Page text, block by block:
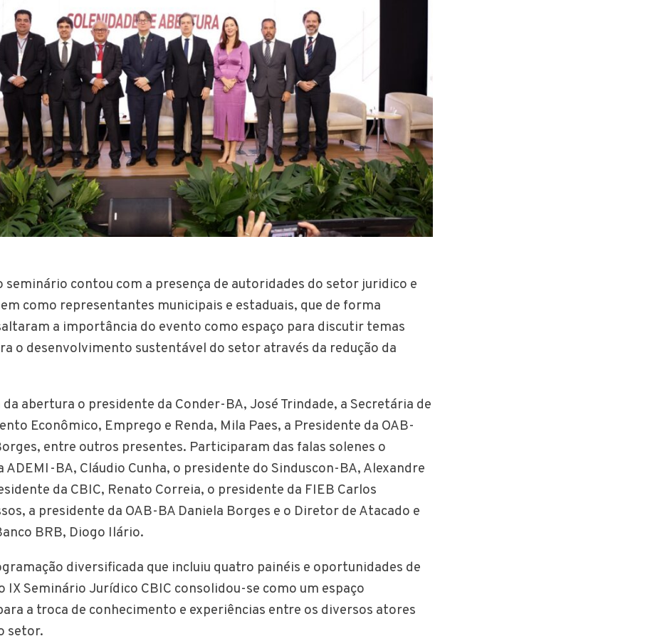
seminário contou com a presença de autoridades do setor juridico e
como representantes municipais e estaduais, que de forma
a importância do evento como espaço para discutir temas
o desenvolvimento sustentável do setor através da redução da
abertura o presidente da Conder-BA, José Trindade, a Secretária de
Econômico, Emprego e Renda, Mila Paes, a Presidente da OAB-
entre outros presentes. Participaram das falas solenes o
ADEMI-BA, Cláudio Cunha, o presidente do Sinduscon-BA, Alexandre
da CBIC, Renato Correia, o presidente da FIEB Carlos
a presidente da OAB-BA Daniela Borges e o Diretor de Atacado e
BRB, Diogo Ilário.
diversificada que incluiu quatro painéis e oportunidades de
IX Seminário Jurídico CBIC consolidou-se como um espaço
a troca de conhecimento e experiências entre os diversos atores
setor.